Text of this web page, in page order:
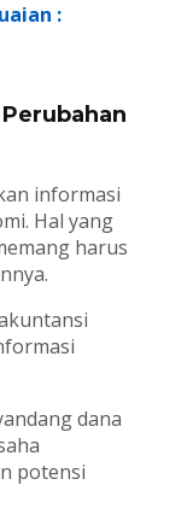
:
informasi
Hal yang
harus
dana
potensi